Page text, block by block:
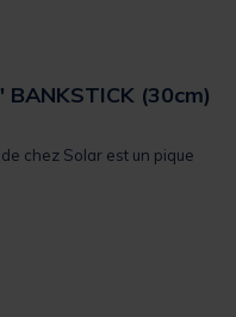
(30cm)
chez Solar est un pique